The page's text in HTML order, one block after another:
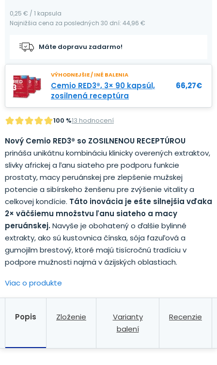
0,25 € / 1 kapsula
Najnižšia cena za posledných 30 dní: 44,96 €
Máte dopravu zadarmo!
VÝHODNEJŠIE / INÉ BALENIA
Cemio RED3®, 3× 90 kapsúl,
zosilnená receptúra
66,27€
100 %13 hodnocení
Nový Cemio RED3® so ZOSILNENOU RECEPTÚROU
prináša unikátnu kombináciu klinicky overených extraktov,
slivky africkej a ľanu siateho pre podporu funkcie
prostaty, macy peruánskej pre zlepšenie mužskej
potencie a sibírskeho ženšenu pre zvýšenie vitality a
celkovej kondície. Táto inovácia je ešte silnejšia vďaka
2× väčšiemu množstvu ľanu siateho a macy
peruánskej.Navyše je obohatený o ďalšie bylinné
extrakty, ako sú kustovnica čínska, sója fazuľová a
gumojilm brestový, ktoré majú tisícročnú tradíciu v
podpore mužnosti najmä v ázijských oblastiach.
Viac o produkte
Popis Zloženie
Varianty
balení
Recenzie